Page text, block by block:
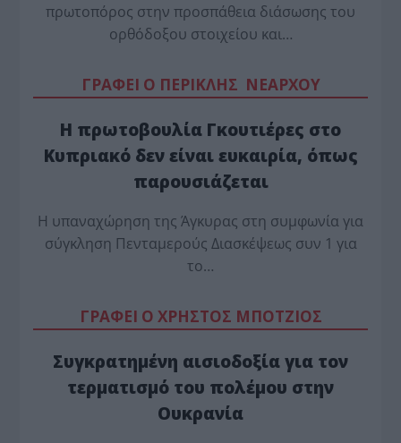
πρωτοπόρος στην προσπάθεια διάσωσης του
ορθόδοξου στοιχείου και…
ΓΡΑΦΕΙ Ο ΠΕΡΙΚΛΗΣ ΝΕΑΡΧΟΥ
Η πρωτοβουλία Γκουτιέρες στο
Κυπριακό δεν είναι ευκαιρία, όπως
παρουσιάζεται
Η υπαναχώρηση της Άγκυρας στη συμφωνία για
σύγκληση Πενταμερούς Διασκέψεως συν 1 για
το…
ΓΡΑΦΕΙ Ο ΧΡΗΣΤΟΣ ΜΠΟΤΖΙΟΣ
Συγκρατημένη αισιοδοξία για τον
τερματισμό του πολέμου στην
Ουκρανία